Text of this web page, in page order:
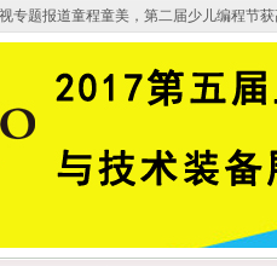
专题报道童程童美，第二届少儿编程节
要向增强服务转型,毕竟母婴产品比较特